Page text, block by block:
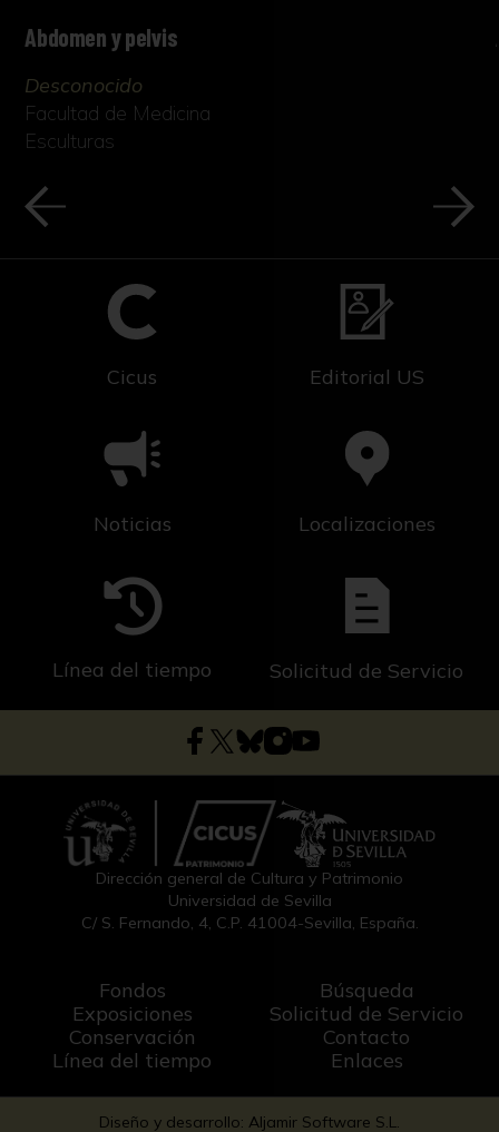
Abdomen y pelvis
Desconocido
Facultad de Medicina
Esculturas
Cicus Editorial US
Noticias Localizaciones
Línea del tiempo Solicitud de Servicio
Dirección general de Cultura y Patrimonio
Universidad de Sevilla
C/ S. Fernando, 4, C.P. 41004-Sevilla, España.
Fondos
Exposiciones
Conservación
Línea del tiempo
Búsqueda
Solicitud de Servicio
Contacto
Enlaces
Diseño y desarrollo: Aljamir Software S.L.